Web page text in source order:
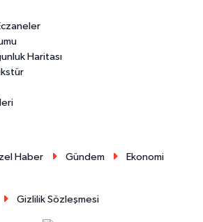
Haritası
Haber Gündem
Ekonomi
Gizlilik Sözleşmesi